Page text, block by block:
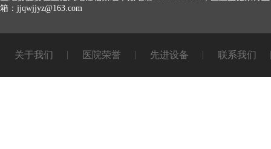
箱：jjqwjjyz@163.com
关于我们 医院荣誉 先进设备 联系我们